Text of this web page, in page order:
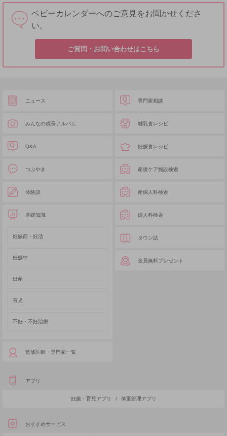
ベビーカレンダーへのご意見をお聞かせくださ
い。
ご質問・お問い合わせはこちら
ニュース
みんなの成長アルバム
Q&A
つぶやき
体験談
基礎知識
妊娠前・妊活
妊娠中
出産
育児
不妊・不妊治療
監修医師・専門家一覧
専門家相談
離乳食レシピ
妊娠食レシピ
産後ケア施設検索
産婦人科検索
婦人科検索
タウン誌
全員無料プレゼント
アプリ
妊娠・育児アプリ / 体重管理アプリ
おすすめサービス